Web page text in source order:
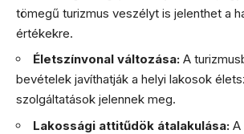
tömegű turizmus veszélyt is jelenthet a
értékekre.
Életszínvonal változása: A
bevételek javíthatják a helyi lakosok
szolgáltatások jelennek meg.
Lakossági attitűdök átalakulása: A